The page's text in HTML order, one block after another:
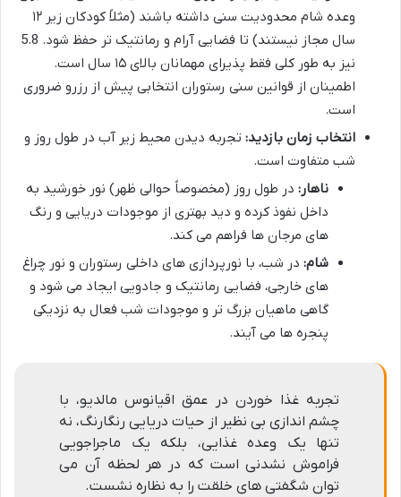
وعده شام محدودیت سنی داشته باشند (مثلاً کودکان زیر ۱۲
سال مجاز نیستند) تا فضایی آرام و رمانتیک تر حفظ شود. 5.8
نیز به طور کلی فقط پذیرای مهمانان بالای ۱۵ سال است.
اطمینان از قوانین سنی رستوران انتخابی پیش از رزرو ضروری
است.
انتخاب زمان بازدید: تجربه دیدن محیط زیر آب در طول روز و
شب متفاوت است.
ناهار: در طول روز (مخصوصاً حوالی ظهر) نور خورشید به
داخل نفوذ کرده و دید بهتری از موجودات دریایی و رنگ
های مرجان ها فراهم می کند.
شام: در شب، با نورپردازی های داخلی رستوران و نور چراغ
های خارجی، فضایی رمانتیک و جادویی ایجاد می شود و
گاهی ماهیان بزرگ تر و موجودات شب فعال به نزدیکی
پنجره ها می آیند.
تجربه غذا خوردن در عمق اقیانوس مالدیو، با
چشم اندازی بی نظیر از حیات دریایی رنگارنگ، نه
تنها یک وعده غذایی، بلکه یک ماجراجویی
فراموش نشدنی است که در هر لحظه آن می
توان شگفتی های خلقت را به نظاره نشست.